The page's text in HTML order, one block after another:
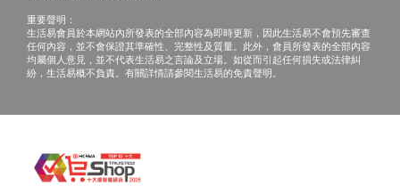
重要聲明：
生活易會員於本網站內所發表的全部內容為即時更新，因此生活易不會預先審查
任何內容，並不會保證其準確性、完整性及質量。此外，會員所發表的全部內容
均屬個人意見，並不代表生活易之言論及立場。如從而引起任何損失或法律糾
紛，生活易概不負責。有關詳情請參閱生活易的免責聲明。